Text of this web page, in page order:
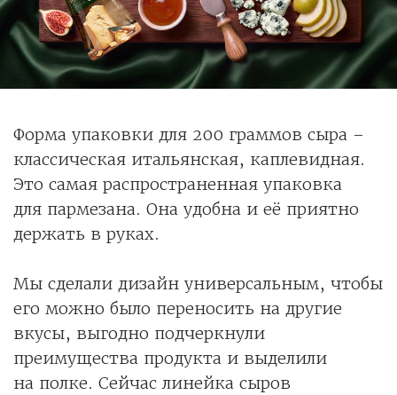
Форма упаковки для 200 граммов сыра –
классическая итальянская, каплевидная.
Это самая распространенная упаковка
для пармезана. Она удобна и её приятно
держать в руках.
Мы сделали дизайн универсальным, чтобы
его можно было переносить на другие
вкусы, выгодно подчеркнули
преимущества продукта и выделили
на полке. Сейчас линейка сыров